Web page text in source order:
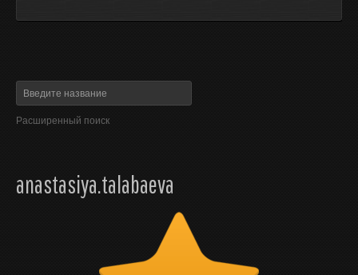
Расширенный поиск
anastasiya.talabaeva